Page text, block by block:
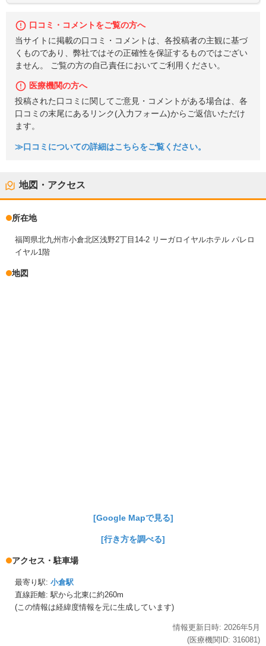
口コミ・コメントをご覧の方へ
当サイトに掲載の口コミ・コメントは、各投稿者の主観に基づ
くものであり、弊社ではその正確性を保証するものではござい
ません。 ご覧の方の自己責任においてご利用ください。
医療機関の方へ
投稿された口コミに関してご意見・コメントがある場合は、各
口コミの末尾にあるリンク(入力フォーム)からご返信いただけ
ます。
≫口コミについての詳細はこちらをご覧ください。
地図・アクセス
所在地
福岡県北九州市小倉北区浅野2丁目14-2 リーガロイヤルホテル パレロ
イヤル1階
地図
[Google Mapで見る]
[行き方を調べる]
アクセス・駐車場
最寄り駅: 小倉駅
直線距離: 駅から北東に約260m
(この情報は経緯度情報を元に生成しています)
情報更新日時: 2026年5月
(医療機関ID: 316081)